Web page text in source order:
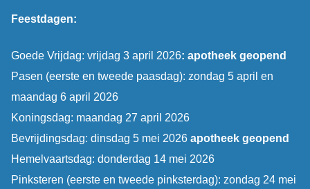
Feestdagen:
Goede Vrijdag: vrijdag 3 april 2026: apotheek geopend
Pasen (eerste en tweede paasdag): zondag 5 april en
maandag 6 april 2026
Koningsdag: maandag 27 april 2026
Bevrijdingsdag: dinsdag 5 mei 2026 apotheek geopend
Hemelvaartsdag: donderdag 14 mei 2026
Pinksteren (eerste en tweede pinksterdag): zondag 24 mei